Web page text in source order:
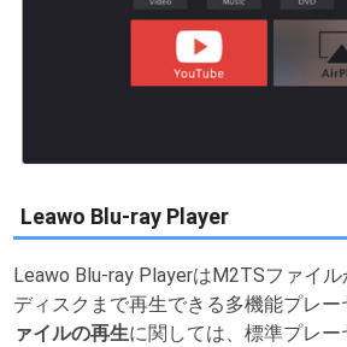
Leawo Blu-ray Player
Leawo Blu-ray PlayerはM2TSファイ
ディスクまで再生できる多機能プレー
ァイルの再生に関しては、標準プレ